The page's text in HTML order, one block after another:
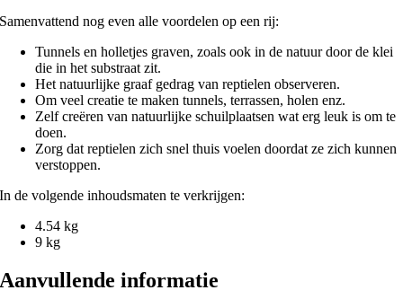
Samenvattend nog even alle voordelen op een rij:
Tunnels en holletjes graven, zoals ook in de natuur door de klei
die in het substraat zit.
Het natuurlijke graaf gedrag van reptielen observeren.
Om veel creatie te maken tunnels, terrassen, holen enz.
Zelf creëren van natuurlijke schuilplaatsen wat erg leuk is om te
doen.
Zorg dat reptielen zich snel thuis voelen doordat ze zich kunnen
verstoppen.
In de volgende inhoudsmaten te verkrijgen:
4.54 kg
9 kg
Aanvullende informatie